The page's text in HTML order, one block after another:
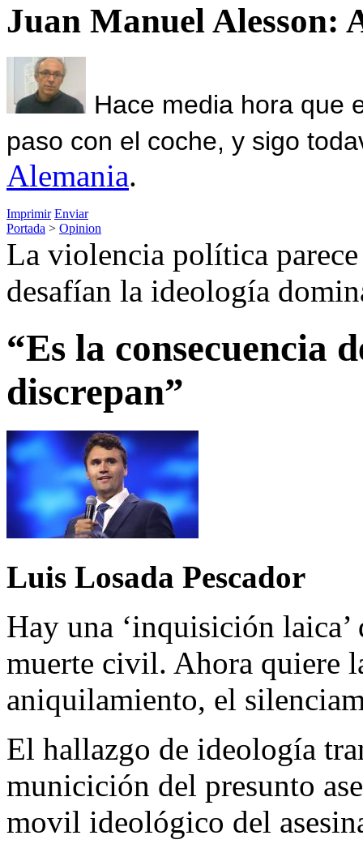
Juan Manuel Alesson:
Hace media hora que
paso con el coche, y sigo
Alemania.
Imprimir Enviar
Portada > Opinion
La violencia política
desafían la ideología
“Es la consecuencia
discrepan”
Luis Losada Pescador
Hay una ‘inquisición
muerte civil. Ahora quiere
aniquilamiento, el
El hallazgo de ideología
municición del presunto
movil ideológico del